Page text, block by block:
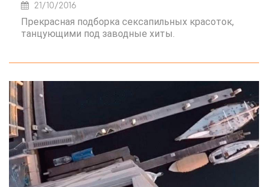
21/10/2016
Прекрасная подборка сексапильных красоток,
танцующими под заводные хиты.